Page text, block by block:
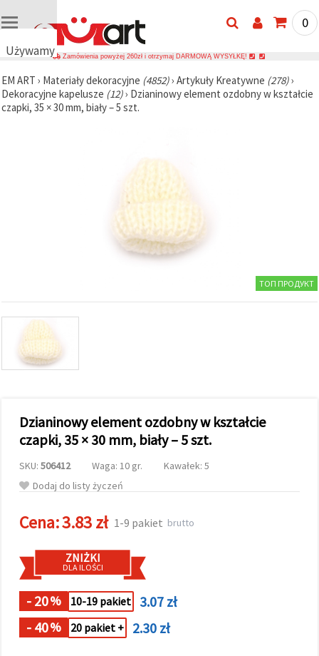
Używamy
cookie
🍪
Używamy
ruch i
wyświetlać
bardziej
trafne treści
oraz
naszych
analitycznych
marketingowych.
Możesz
zgodzić się
używanie
wszystkich
klikając
"Akceptuj
wskazać
swoje
preferencje
0
Zamówienia powyżej 260zł i otrzymaj DARMOWĄ WYSYŁKĘ!
EM ART › Materiały dekoracyjne (4852)› Artykuły Kreatywne (278)›
Dekoracyjne kapelusze (12)› Dzianinowy element ozdobny w kształcie
czapki, 35 × 30 mm, biały – 5 szt.
ТОП ПРОДУКТ
Dzianinowy element ozdobny w kształcie
czapki, 35 × 30 mm, biały – 5 szt.
SKU: 506412 Waga: 10 gr.
Kawałek: 5
Dodaj do listy życzeń
Cena:3.83 zł 1-9 pakiet brutto
ZNIŻKI
DLA ILOŚCI
- 20% 10-19 pakiet
3.07 zł
- 40% 20 pakiet + 2.30 zł